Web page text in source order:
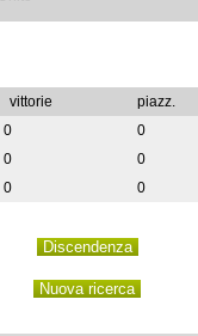
vittorie
piazz.
0
0
0
0
0 0